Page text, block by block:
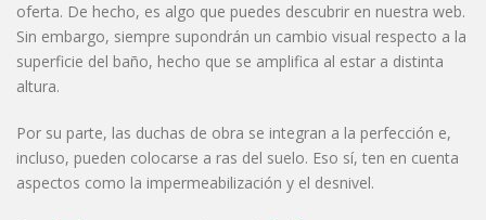
oferta. De hecho, es algo que puedes descubrir en nuestra web.
Sin embargo, siempre supondrán un cambio visual respecto a la
superficie del baño, hecho que se amplifica al estar a distinta
altura.
Por su parte, las duchas de obra se integran a la perfección e,
incluso, pueden colocarse a ras del suelo. Eso sí, ten en cuenta
aspectos como la impermeabilización y el desnivel.